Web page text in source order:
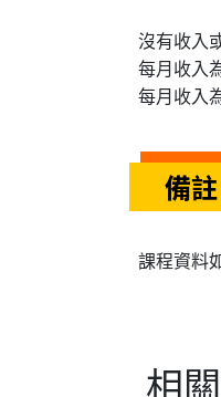
沒有收入
每月收入
每月收入
備註
課程資料
相